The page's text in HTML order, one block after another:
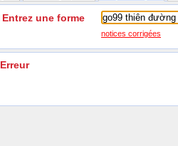
Entrez une forme
notices corrigées
Erreur